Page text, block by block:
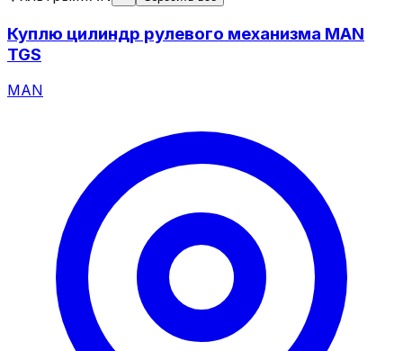
Куплю цилиндр рулевого механизма MAN
TGS
MAN